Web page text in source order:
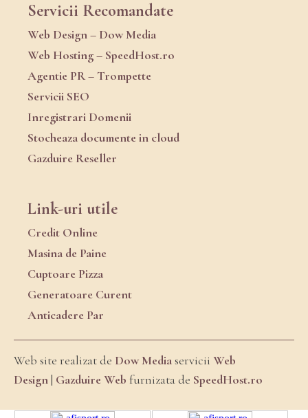
Servicii Recomandate
Web Design – Dow Media
Web Hosting – SpeedHost.ro
Agentie PR – Trompette
Servicii SEO
Inregistrari Domenii
Stocheaza documente in cloud
Gazduire Reseller
Link-uri utile
Credit Online
Masina de Paine
Cuptoare Pizza
Generatoare Curent
Anticadere Par
Web site realizat de Dow Mediaservicii Web
Design| Gazduire Web furnizata de SpeedHost.ro